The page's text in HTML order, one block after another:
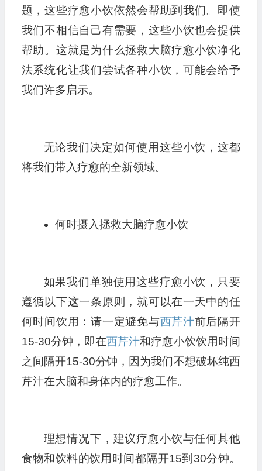
题，这些疗愈小饮依然会帮助到我们。即使
我们不相信自己有需要，这些小饮也会提供
帮助。这就是为什么拯救大脑疗愈小饮净化
法系统化让我们尝试各种小饮，可能会给予
我们许多启示。
无论我们决定如何使用这些小饮，这都
将我们带入疗愈的全新领域。
何时摄入拯救大脑疗愈小饮
如果我们单独使用这些疗愈小饮，只要
遵循以下这一条原则，就可以在一天中的任
何时间饮用：请一定避免与西芹汁前后隔开
15-30分钟，即在西芹汁和疗愈小饮饮用时间
之间隔开15-30分钟，因为我们不想破坏纯西
芹汁在大脑和身体内的疗愈工作。
理想情况下，建议疗愈小饮与任何其他
食物和饮料的饮用时间都隔开15到30分钟。